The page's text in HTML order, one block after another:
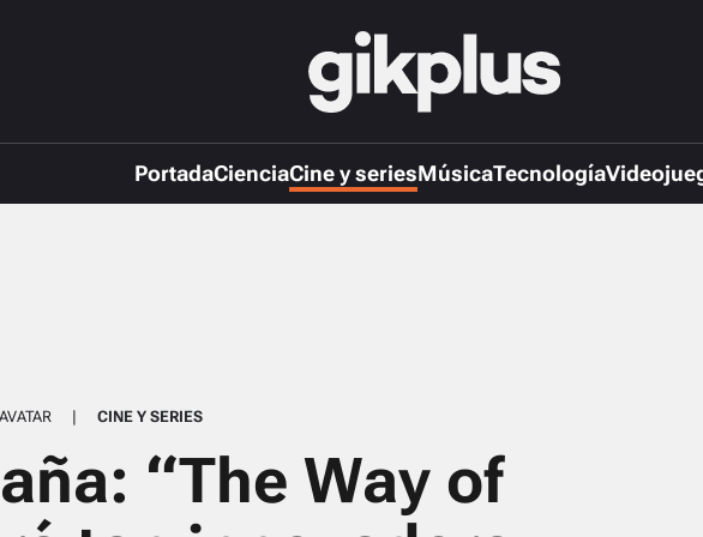
PortadaCienciaCine y seriesMúsicaTecnología
AVATAR | CINE Y SERIES
“The Way of